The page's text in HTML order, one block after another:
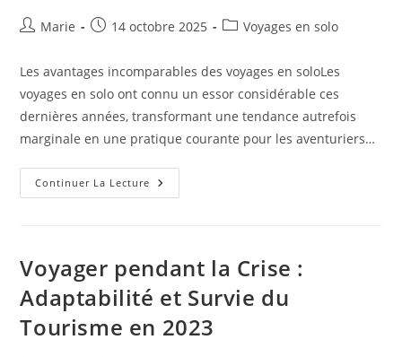
Auteur/autrice
la
publication :
Marie
Publication
14 octobre 2025
PostVoyages en solo
Les avantages incomparables des voyages en soloLes
voyages en solo ont connu un essor considérable ces
dernières années, transformant une tendance autrefois
marginale en une pratique courante pour les aventuriers…
Continuer La Lecture Voyages
En
Unique
Pour
Le
Monde
Voyager pendant la Crise :
Adaptabilité et Survie du
Tourisme en 2023